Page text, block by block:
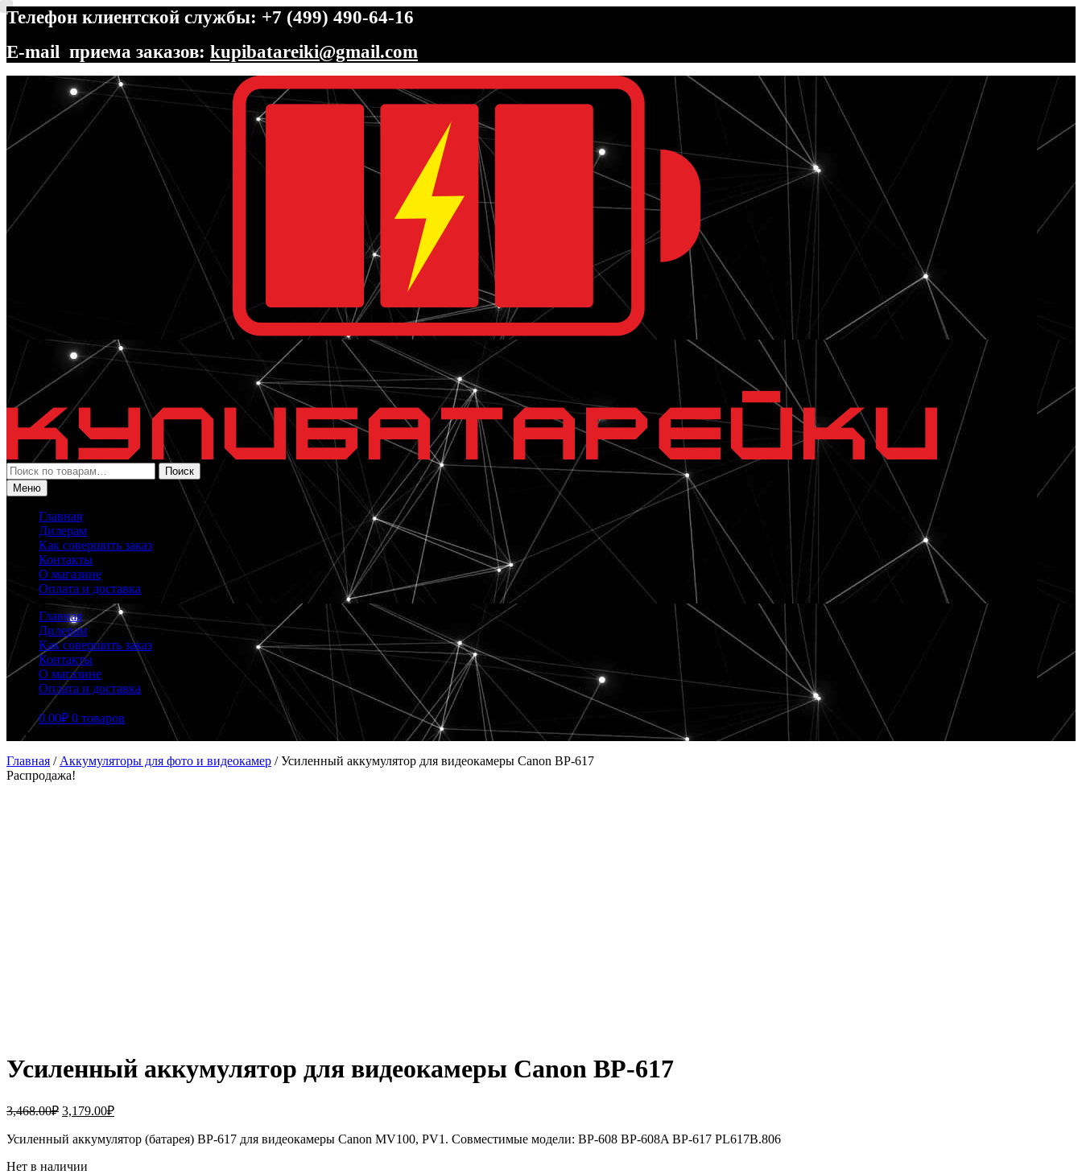
Телефон клиентской службы: +7 (499) 490-64-16
E-mail приема заказов: kupibatareiki@gmail.com
Перейти
навигации
Перейти
содержимому
Искать:
Поиск
Меню
Главная
Дилерам
Как совершить заказ
Контакты
О магазине
Оплата и доставка
Главная
Дилерам
Как совершить заказ
Контакты
О магазине
Оплата и доставка
0.00₽ 0 товаров
Главная / Аккумуляторы для фото и видеокамер /Усиленный аккумулятор для видеокамеры Canon BP-617
Распродажа!
Усиленный аккумулятор для видеокамеры Canon BP-617
3,468.00₽ Первоначальная
составляла
3,179.00₽Текущая
3,179.00₽.
Усиленный аккумулятор (батарея) BP-617 для видеокамеры Canon MV100, PV1. Совместимые модели: BP-608 BP-608A BP-617 PL617B.806
Нет в наличии